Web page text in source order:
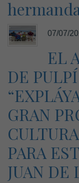
07/07/
EL
DE
GRAN
PARA
JUAN DE